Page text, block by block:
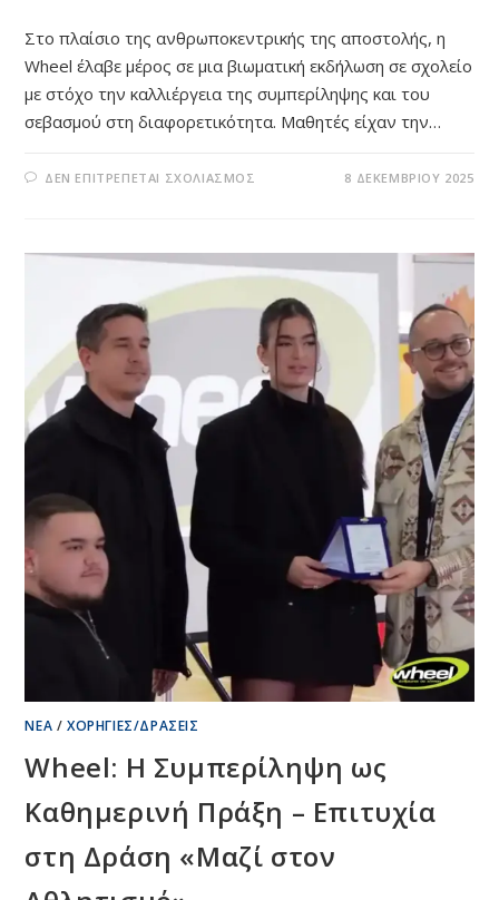
Στο πλαίσιο της ανθρωποκεντρικής της αποστολής, η
Wheel έλαβε μέρος σε μια βιωματική εκδήλωση σε σχολείο
με στόχο την καλλιέργεια της συμπερίληψης και του
σεβασμού στη διαφορετικότητα. Μαθητές είχαν την…
ΔΕΝ ΕΠΙΤΡΈΠΕΤΑΙ ΣΧΟΛΙΑΣΜΌΣ
ΣΥΜΠΕΡΊΛΗΨΗ
ΣΤΑ
ΣΧΟΛΕΊΑ
Η
ΚΙΝΗΤΙΚΌΤΗΤΑ
ΩΣ
ΕΡΓΑΛΕΊΟ
ΑΝΕΞΑΡΤΗΣΊΑΣ
8 ΔΕΚΕΜΒΡΊΟΥ 2025
ΝΈΑ /ΧΟΡΗΓΊΕΣ/ΔΡΆΣΕΙΣ
Wheel: Η Συμπερίληψη ως
Καθημερινή Πράξη – Επιτυχία
στη Δράση «Μαζί στον